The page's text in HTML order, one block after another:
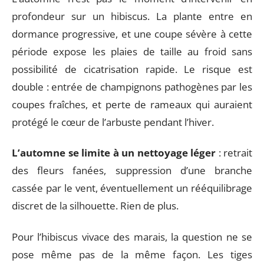
profondeur sur un hibiscus. La plante entre en
dormance progressive, et une coupe sévère à cette
période expose les plaies de taille au froid sans
possibilité de cicatrisation rapide. Le risque est
double : entrée de champignons pathogènes par les
coupes fraîches, et perte de rameaux qui auraient
protégé le cœur de l’arbuste pendant l’hiver.
L’automne se limite à un nettoyage léger : retrait
des fleurs fanées, suppression d’une branche
cassée par le vent, éventuellement un rééquilibrage
discret de la silhouette. Rien de plus.
Pour l’hibiscus vivace des marais, la question ne se
pose même pas de la même façon. Les tiges